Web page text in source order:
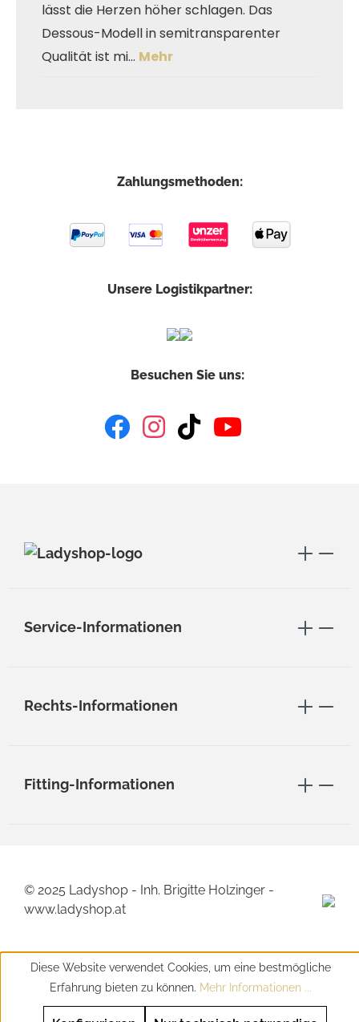
lässt die Herzen höher schlagen. Das
Dessous-Modell in semitransparenter
Qualität ist mi… Mehr
Zahlungsmethoden:
Unsere Logistikpartner:
Besuchen Sie uns:
Service-Informationen
Rechts-Informationen
Fitting-Informationen
© 2025 Ladyshop - Inh. Brigitte Holzinger -
www.ladyshop.at
Diese Website verwendet Cookies, um eine bestmögliche
Erfahrung bieten zu können. Mehr Informationen ...